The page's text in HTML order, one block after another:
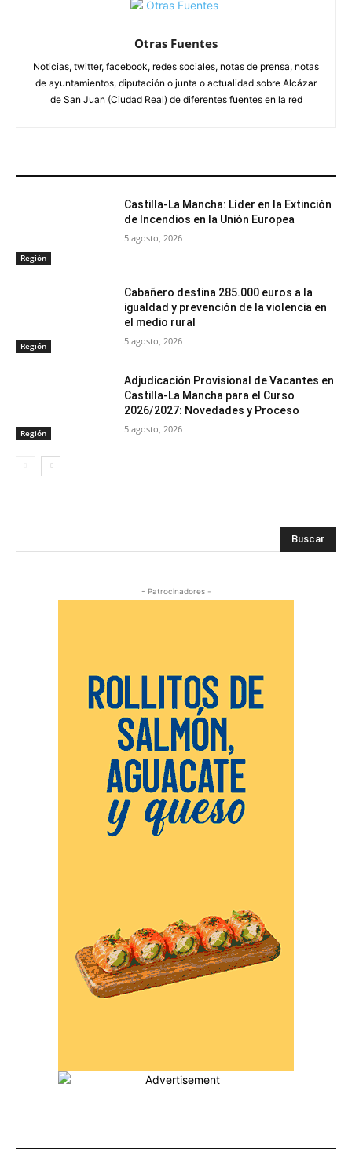
Otras Fuentes
Noticias, twitter, facebook, redes sociales, notas de prensa, notas
de ayuntamientos, diputación o junta o actualidad sobre Alcázar
de San Juan (Ciudad Real) de diferentes fuentes en la red
Región
Castilla-La Mancha: Líder en la Extinción
de Incendios en la Unión Europea
5 agosto, 2026
Región
Cabañero destina 285.000 euros a la
igualdad y prevención de la violencia en
el medio rural
5 agosto, 2026
Región
Adjudicación Provisional de Vacantes en
Castilla-La Mancha para el Curso
2026/2027: Novedades y Proceso
5 agosto, 2026
Buscar
- Patrocinadores -